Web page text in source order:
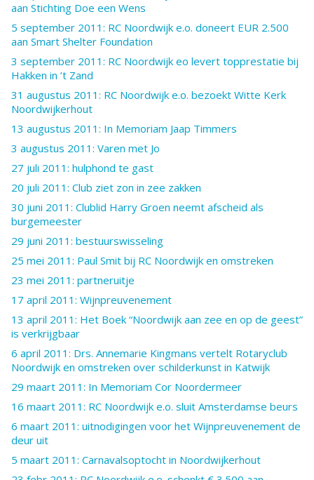
aan Stichting Doe een Wens
5 september 2011: RC Noordwijk e.o. doneert EUR 2.500
aan Smart Shelter Foundation
3 september 2011: RC Noordwijk eo levert topprestatie bij
Hakken in ’t Zand
31 augustus 2011: RC Noordwijk e.o. bezoekt Witte Kerk
Noordwijkerhout
13 augustus 2011: In Memoriam Jaap Timmers
3 augustus 2011: Varen met Jo
27 juli 2011: hulphond te gast
20 juli 2011: Club ziet zon in zee zakken
30 juni 2011: Clublid Harry Groen neemt afscheid als
burgemeester
29 juni 2011: bestuurswisseling
25 mei 2011: Paul Smit bij RC Noordwijk en omstreken
23 mei 2011: partneruitje
17 april 2011: Wijnpreuvenement
13 april 2011: Het Boek “Noordwijk aan zee en op de geest”
is verkrijgbaar
6 april 2011: Drs. Annemarie Kingmans vertelt Rotaryclub
Noordwijk en omstreken over schilderkunst in Katwijk
29 maart 2011: In Memoriam Cor Noordermeer
16 maart 2011: RC Noordwijk e.o. sluit Amsterdamse beurs
6 maart 2011: uitnodigingen voor het Wijnpreuvenement de
deur uit
5 maart 2011: Carnavalsoptocht in Noordwijkerhout